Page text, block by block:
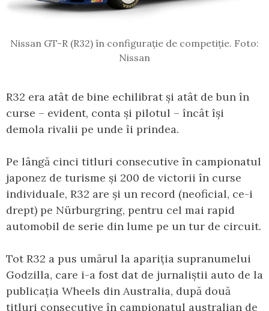
Nissan GT-R (R32) în configurație de competiție. Foto:
Nissan
R32 era atât de bine echilibrat și atât de bun în
curse – evident, conta și pilotul – încât își
demola rivalii pe unde îi prindea.
Pe lângă cinci titluri consecutive în campionatul
japonez de turisme și 200 de victorii în curse
individuale, R32 are și un record (neoficial, ce-i
drept) pe Nürburgring, pentru cel mai rapid
automobil de serie din lume pe un tur de circuit.
Tot R32 a pus umărul la apariția supranumelui
Godzilla, care i-a fost dat de jurnaliștii auto de la
publicația Wheels din Australia, după două
titluri consecutive în campionatul australian de